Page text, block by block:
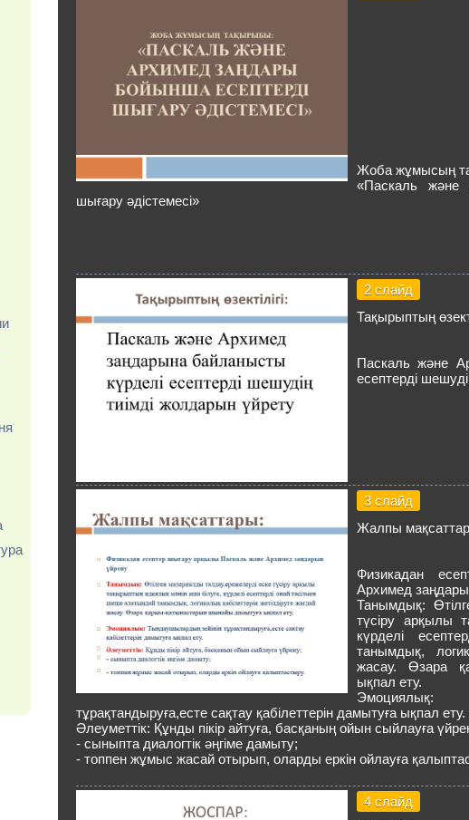
Жоба жұмысың
«Паскаль және
шығару әдістемесі»
2 слайд
Тақырыптың
Паскаль және
есептерді
3 слайд
Жалпы
Физикадан
Архимед
Танымдық:
түсіру арқылы
күрделі
танымдық,
жасау. Өзара
ықпал ету.
тұрақтандыруға,есте сақтау қабілеттерін дамытуға ықпал ету.
Әлеуметтік: Құнды пікір айтуға, басқаның ойын сыйлауға
- сыныпта диалогтік әңгіме дамыту;
- топпен жұмыс жасай отырып, оларды еркін ойлауға
4 слайд